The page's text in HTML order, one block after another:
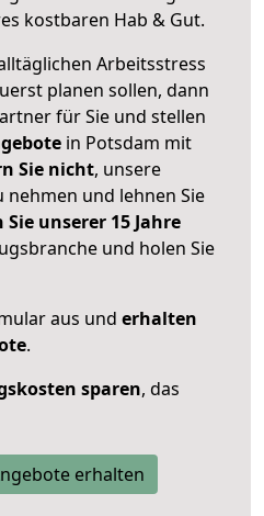
kostbaren Hab & Gut.
Arbeitsstress
planen sollen, dann
für Sie und stellen
in Potsdam mit
Sie nicht, unsere
nehmen und lehnen Sie
unserer 15 Jahre
und holen Sie
aus und erhalten
.
sparen, das
erhalten